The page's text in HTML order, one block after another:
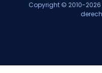
Copyright © 2010-